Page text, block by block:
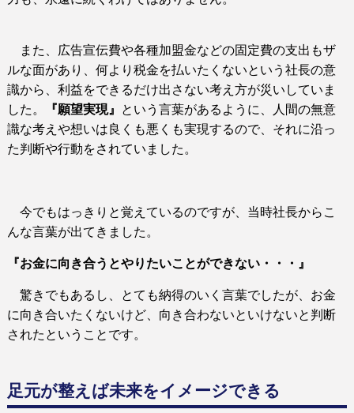
また、広告宣伝費や各種加盟金などの固定費の支出もザ
ルな面があり、何より税金を払いたくないという社長の意
識から、利益をできるだけ出さない考え方が災いしていま
した。
『願望実現』
という言葉があるように、人間の無意
識な考えや想いは良くも悪くも実現するので、それに沿っ
た判断や行動をされていました。
今でもはっきりと覚えているのですが、当時社長からこ
んな言葉が出てきました。
『お金に向き合うとやりたいことができない・・・』
驚きでもあるし、とても納得のいく言葉でしたが、お金
に向き合いたくないけど、向き合わないといけないと判断
されたということです。
足元が整えば未来をイメージできる